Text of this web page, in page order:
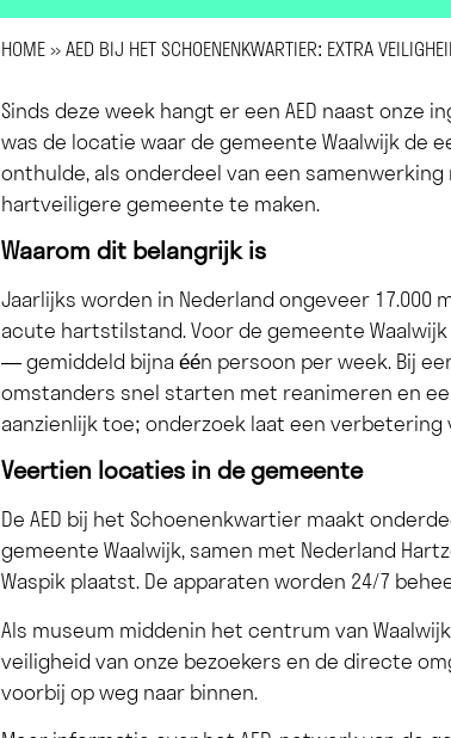
HOME »AED BIJ HET SCHOENENKWARTIER: EXTRA
Sinds deze week hangt er een AED naast onze
was de locatie waar de gemeente Waalwijk de
onthulde, als onderdeel van een
hartveiligere gemeente te maken.
Waarom dit belangrijk is
Jaarlijks worden in Nederland ongeveer
acute hartstilstand. Voor de gemeente
— gemiddeld bijna één persoon per week. Bij
omstanders snel starten met reanimeren en
aanzienlijk toe; onderzoek laat een verbetering
Veertien locaties in de gemeente
De AED bij het Schoenenkwartier maakt
gemeente Waalwijk, samen met Nederland
Waspik plaatst. De apparaten worden 24/7
Als museum middenin het centrum van
veiligheid van onze bezoekers en de directe
voorbij op weg naar binnen.